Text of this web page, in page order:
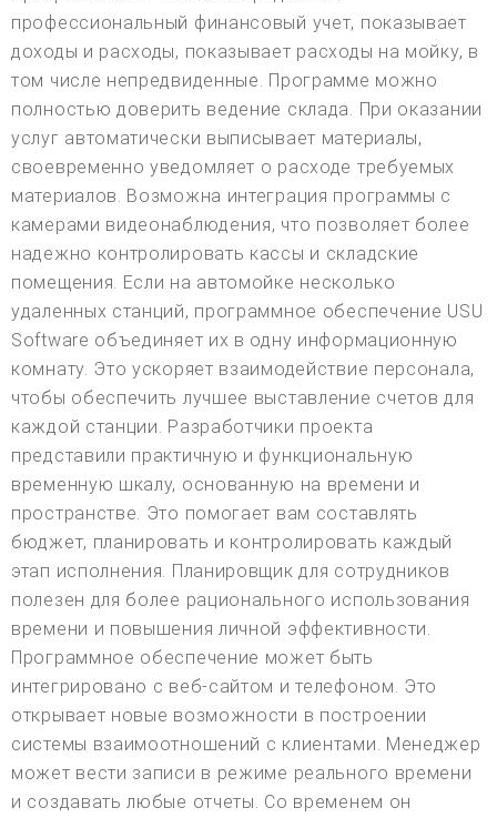
профессиональный финансовый учет, показывает
доходы и расходы, показывает расходы на мойку, в
том числе непредвиденные. Программе можно
полностью доверить ведение склада. При оказании
услуг автоматически выписывает материалы,
своевременно уведомляет о расходе требуемых
материалов. Возможна интеграция программы с
камерами видеонаблюдения, что позволяет более
надежно контролировать кассы и складские
помещения. Если на автомойке несколько
удаленных станций, программное обеспечение USU
Software объединяет их в одну информационную
комнату. Это ускоряет взаимодействие персонала,
чтобы обеспечить лучшее выставление счетов для
каждой станции. Разработчики проекта
представили практичную и функциональную
временную шкалу, основанную на времени и
пространстве. Это помогает вам составлять
бюджет, планировать и контролировать каждый
этап исполнения. Планировщик для сотрудников
полезен для более рационального использования
времени и повышения личной эффективности.
Программное обеспечение может быть
интегрировано с веб-сайтом и телефоном. Это
открывает новые возможности в построении
системы взаимоотношений с клиентами. Менеджер
может вести записи в режиме реального времени
и создавать любые отчеты. Со временем он